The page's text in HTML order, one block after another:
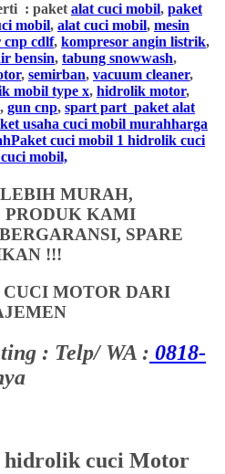
: paket alat cuci mobil, paket
mobil, alat cuci mobil, mesin
cnp cdlf, kompresor angin listrik,
bensin, tabung snowwash,
, semirban, vacuum cleaner,
mobil type x, hidrolik motor,
, gun cnp, spart part paket alat
usaha cuci mobil murahharga
cuci mobil 1 hidrolik cuci
mobil,
MURAH,
PRODUK KAMI
SPARE
!!!
MOTOR DARI
: Telp/ WA : 0818-
hidrolik cuci Motor